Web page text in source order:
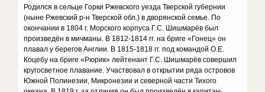
Родился в сельце Горки Ржевского уезда Тверской губернии
(ныне Ржевский р-н Тверской обл.) в дворянской семье. По
окончании в 1804 г. Морского корпуса Г.С. Шишмарёв был
произведён в мичманы. В 1812-1814 гг. на бриге «Гонец» он
плавал у берегов Англии. В 1815-1818 гг. под командой О.Е.
Коцебу на бриге «Рюрик» лейтенант Г.С. Шишмарёв совершил
кругосветное плавание. Участвовал в открытии ряда островов
Южной Полинезии, Микронезии и северной части Тихого